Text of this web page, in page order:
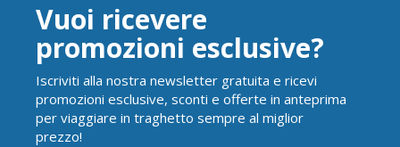
Vuoi ricevere
promozioni esclusive?
Iscriviti alla nostra newsletter gratuita e ricevi
promozioni esclusive, sconti e offerte in anteprima
per viaggiare in traghetto sempre al miglior
prezzo!